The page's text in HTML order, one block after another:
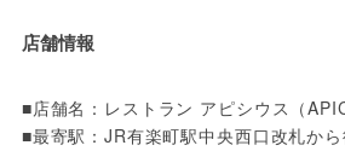
店舗情報
■店舗名：レストラン アピシウス（
■最寄駅：JR有楽町駅中央西口改札か